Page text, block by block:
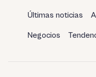
Últimas noticias
Negocios